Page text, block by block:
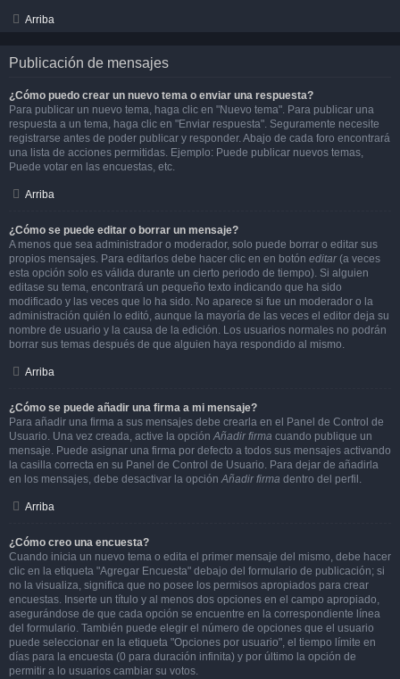
Arriba
Publicación de mensajes
¿Cómo puedo crear un nuevo tema o enviar una respuesta?
Para publicar un nuevo tema, haga clic en "Nuevo tema". Para publicar una
respuesta a un tema, haga clic en "Enviar respuesta". Seguramente necesite
registrarse antes de poder publicar y responder. Abajo de cada foro encontrará
una lista de acciones permitidas. Ejemplo: Puede publicar nuevos temas,
Puede votar en las encuestas, etc.
Arriba
¿Cómo se puede editar o borrar un mensaje?
A menos que sea administrador o moderador, solo puede borrar o editar sus
propios mensajes. Para editarlos debe hacer clic en en botón editar(a veces
esta opción solo es válida durante un cierto periodo de tiempo). Si alguien
editase su tema, encontrará un pequeño texto indicando que ha sido
modificado y las veces que lo ha sido. No aparece si fue un moderador o la
administración quién lo editó, aunque la mayoría de las veces el editor deja su
nombre de usuario y la causa de la edición. Los usuarios normales no podrán
borrar sus temas después de que alguien haya respondido al mismo.
Arriba
¿Cómo se puede añadir una firma a mi mensaje?
Para añadir una firma a sus mensajes debe crearla en el Panel de Control de
Usuario. Una vez creada, active la opciónAñadir firma cuando publique un
mensaje. Puede asignar una firma por defecto a todos sus mensajes activando
la casilla correcta en su Panel de Control de Usuario. Para dejar de añadirla
en los mensajes, debe desactivar la opciónAñadir firma dentro del perfil.
Arriba
¿Cómo creo una encuesta?
Cuando inicia un nuevo tema o edita el primer mensaje del mismo, debe hacer
clic en la etiqueta "Agregar Encuesta" debajo del formulario de publicación; si
no la visualiza, significa que no posee los permisos apropiados para crear
encuestas. Inserte un título y al menos dos opciones en el campo apropiado,
asegurándose de que cada opción se encuentre en la correspondiente línea
del formulario. También puede elegir el número de opciones que el usuario
puede seleccionar en la etiqueta "Opciones por usuario", el tiempo límite en
días para la encuesta (0 para duración infinita) y por último la opción de
permitir a lo usuarios cambiar su votos.